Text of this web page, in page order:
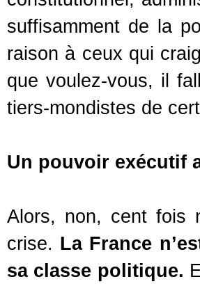
suffisamment de la
raison à ceux qui
que voulez-vous, il
tiers-mondistes de
Un pouvoir exécutif
Alors, non, cent fois
crise. La France
sa classe politique.